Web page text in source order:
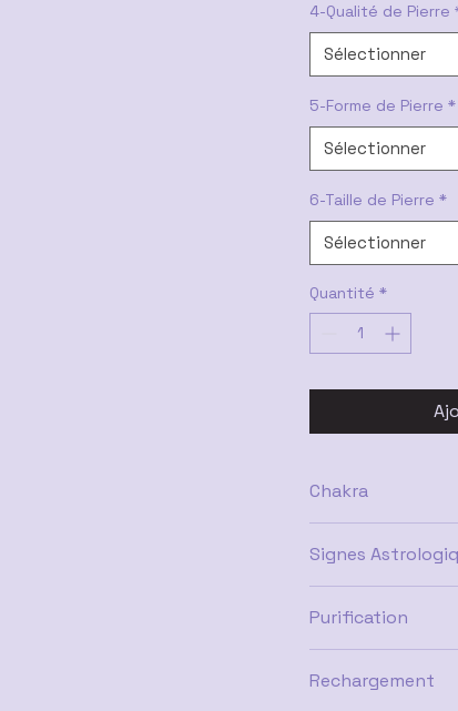
4-Qualité de Pierre
Sélectionner
5-Forme de Pierre *
Sélectionner
6-Taille de Pierre *
Sélectionner
Quantité *
Chakra
Signes
Purification
Rechargement